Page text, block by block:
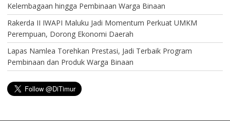
Kelembagaan hingga Pembinaan Warga Binaan
Rakerda II IWAPI Maluku Jadi Momentum Perkuat UMKM
Perempuan, Dorong Ekonomi Daerah
Lapas Namlea Torehkan Prestasi, Jadi Terbaik Program
Pembinaan dan Produk Warga Binaan